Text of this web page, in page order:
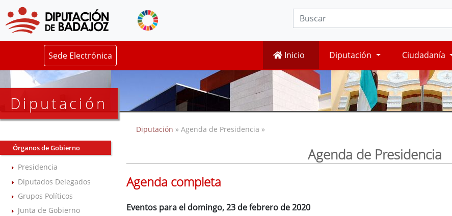
Sede Electrónica Inicio Diputación Ciudadanía
Diputación
Órganos de Gobierno
Presidencia
Diputados Delegados
Grupos Políticos
Junta de Gobierno
Diputación » Agenda de Presidencia »
Agenda de Presidencia
Agenda completa
Eventos para el domingo, 23 de febrero de 2020